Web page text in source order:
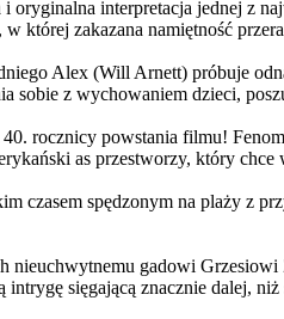
oryginalna interpretacja jednej z
której zakazana namiętność
Alex (Will Arnett) próbuje
sobie z wychowaniem dzieci,
rocznicy powstania filmu!
as przestworzy, który
czasem spędzonym na plaży z
nieuchwytnemu gadowi
sięgającą znacznie dalej,